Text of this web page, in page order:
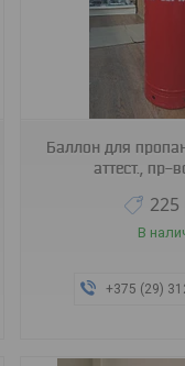
Баллон для
аттест., пр-
225
В
+375 (29)